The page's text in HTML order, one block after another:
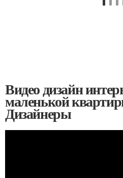
Видео дизайн
маленькой
Дизайнеры